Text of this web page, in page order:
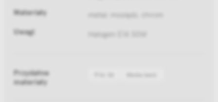
Materiały metal, mosiądz, chrom
Uwagi Halogen E14 30W
Przydatne
materiały
Media bank